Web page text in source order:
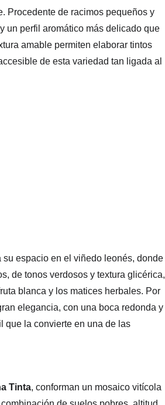
Procedente de racimos pequeños y
un perfil aromático más delicado que
amable permiten elaborar tintos
de esta variedad tan ligada al
espacio en el viñedo leonés, donde
de tonos verdosos y textura glicérica,
blanca y los matices herbales. Por
elegancia, con una boca redonda y
que la convierte en una de las
Tinta, conforman un mosaico vitícola